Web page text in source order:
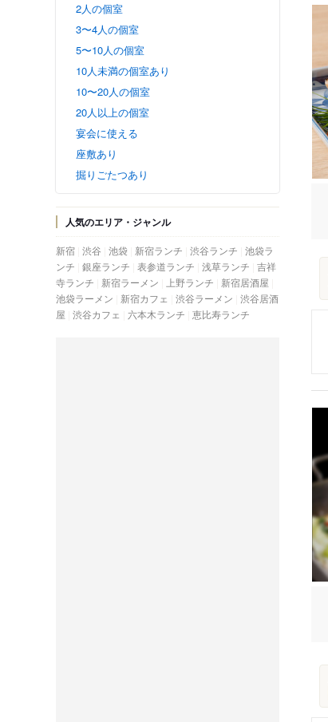
2人の個室
3〜4人の個室
5〜10人の個室
10人未満の個室あり
10〜20人の個室
20人以上の個室
宴会に使える
座敷あり
掘りごたつあり
人気のエリア・ジャンル
新宿 渋谷 池袋 新宿ランチ 渋谷ランチ 池袋ラ
ンチ 銀座ランチ 表参道ランチ 浅草ランチ 吉祥
寺ランチ
新宿ラーメン 上野ランチ
新宿居酒屋
池袋ラーメン
新宿カフェ 渋谷ラーメン 渋谷居酒
屋 渋谷カフェ 六本木ランチ 恵比寿ランチ